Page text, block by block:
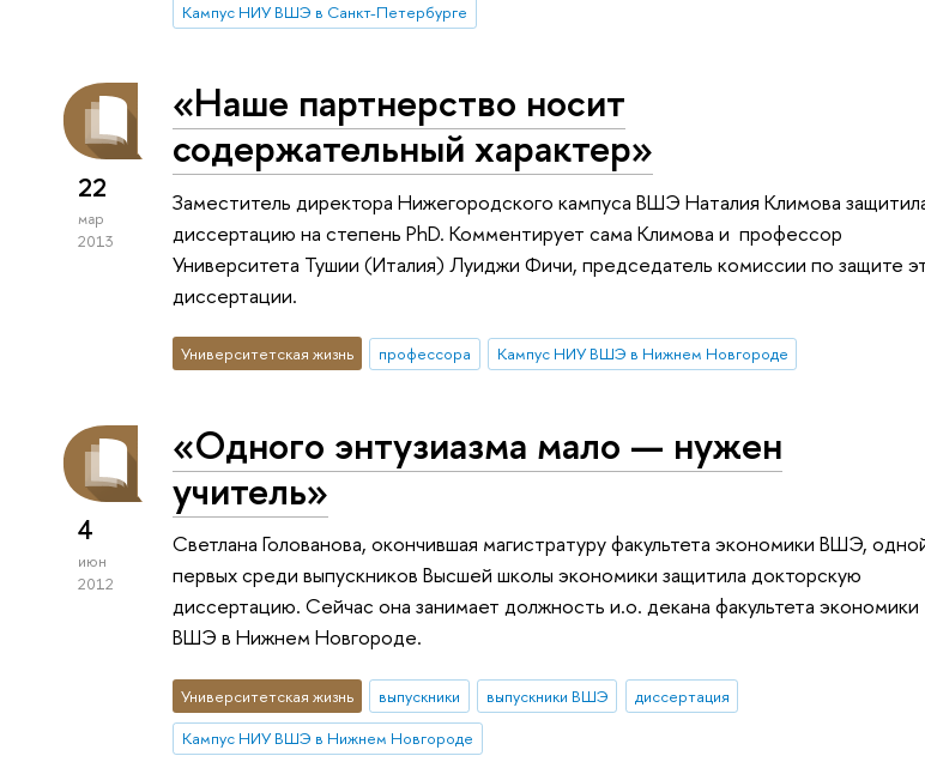
Кампус НИУ ВШЭ в Санкт-Петербурге
22
мар
2013
«Наше партнерство носит
содержательный характер»
Заместитель директора Нижегородского кампуса ВШЭ Наталия Климова
диссертацию на степень PhD. Комментирует сама Климова и профессор
Университета Тушии (Италия) Луиджи Фичи, председатель комиссии по защите
диссертации.
Университетская жизнь профессора Кампус НИУ ВШЭ в Нижнем Новгороде
4
июн
2012
«Одного энтузиазма мало — нужен
учитель»
Светлана Голованова, окончившая магистратуру факультета экономики ВШЭ,
первых среди выпускников Высшей школы экономики защитила докторскую
диссертацию. Сейчас она занимает должность и.о. декана факультета экономики
ВШЭ в Нижнем Новгороде.
Университетская жизнь выпускники выпускники ВШЭ
диссертация
Кампус НИУ ВШЭ в Нижнем Новгороде